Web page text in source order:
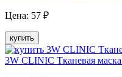
Цена: 57 ₽
купить
3W CLINIC Тканевая маска